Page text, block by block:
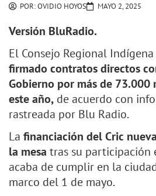
POR:OVIDIO HOYOS MAYO 2, 2025
Versión BluRadio.
El Consejo Regional
firmado contratos directos
Gobierno por más de 73.000
este año, de acuerdo con
rastreada por Blu Radio.
La financiación del Cric
la mesa tras su participación
acaba de cumplir en la
marco del 1 de mayo.